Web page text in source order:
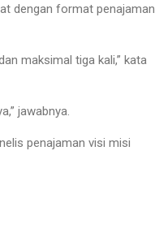
dengan format penajaman
maksimal tiga kali,” kata
jawabnya.
penajaman visi misi